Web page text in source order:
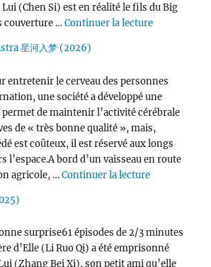
Lui (Chen Si) est en réalité le fils du Big
couverture …Continuer la lecturede « Victory
星河入梦 (2026)
entretenir le cerveau des personnes
une société a développé une
de maintenir l’activité cérébrale
de « très bonne qualité », mais,
est coûteux, il est réservé aux longs
l’espace.A bord d’un vaisseau en route
agricole, …Continuer la lecturede « Per
surprise61 épisodes de 2/3 minutes
d’Elle (Li Ruo Qi) a été emprisonné
(Zhang Bei Xi), son petit ami qu’elle